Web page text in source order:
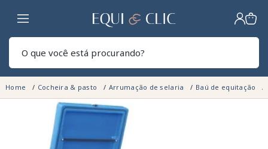
Lar
Home Cocheira & pasto Arrumação de selaria Baú de equitação